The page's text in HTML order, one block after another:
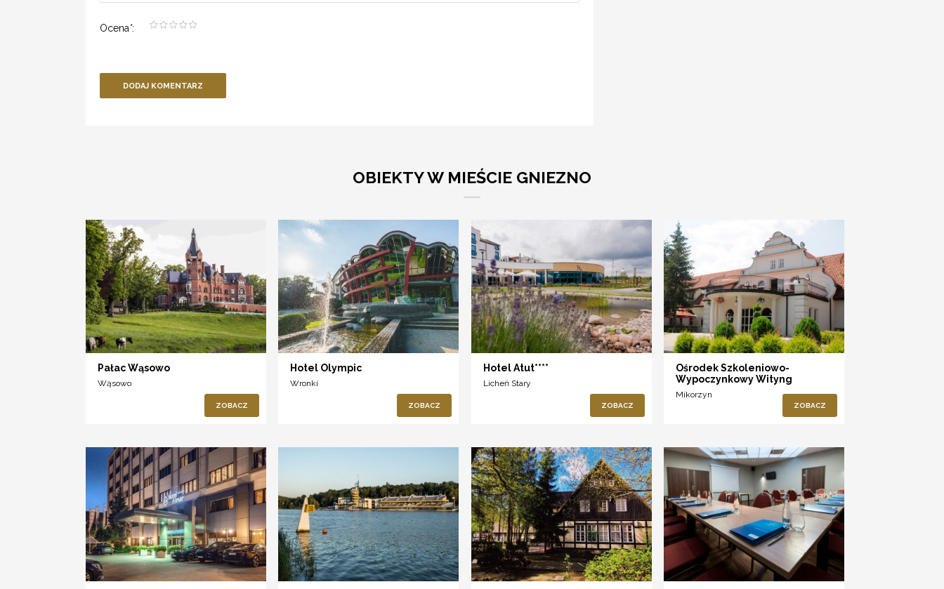
Ocena*:
DODAJ KOMENTARZ
OBIEKTY W MIEŚCIE GNIEZNO
Pałac Wąsowo
Wąsowo
ZOBACZ
Hotel Olympic
Wronki
ZOBACZ
Hotel Atut****
Licheń Stary
ZOBACZ
Ośrodek Szkoleniowo-
Wypoczynkowy Wityng
Mikorzyn
ZOBACZ